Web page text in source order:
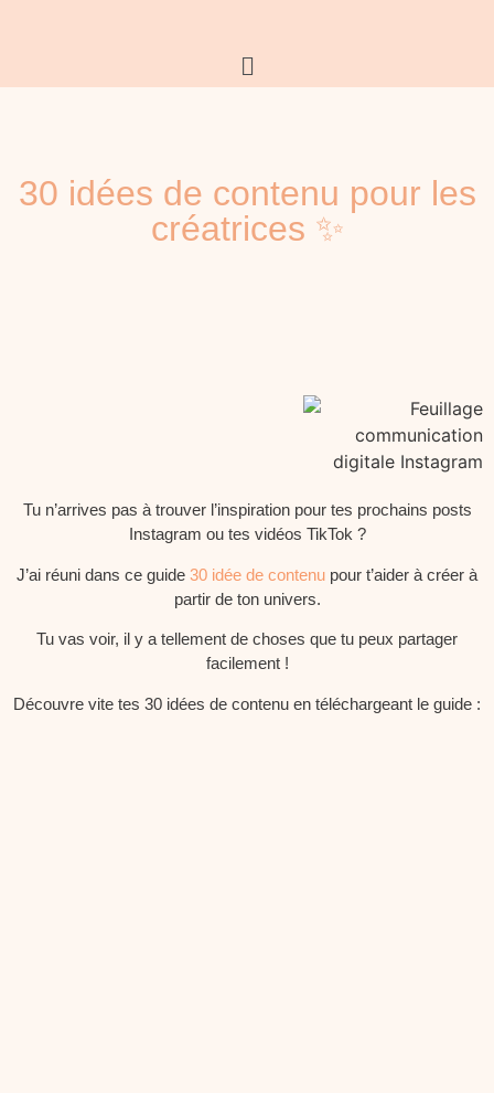
30 idées de contenu pour les
créatrices ✨
Tu n’arrives pas à trouver l’inspiration pour tes prochains posts
Instagram ou tes vidéos TikTok ?
J’ai réuni dans ce guide 30 idée de contenu pour t’aider à créer à
partir de ton univers.
Tu vas voir, il y a tellement de choses que tu peux partager
facilement !
Découvre vite tes 30 idées de contenu en téléchargeant le guide :